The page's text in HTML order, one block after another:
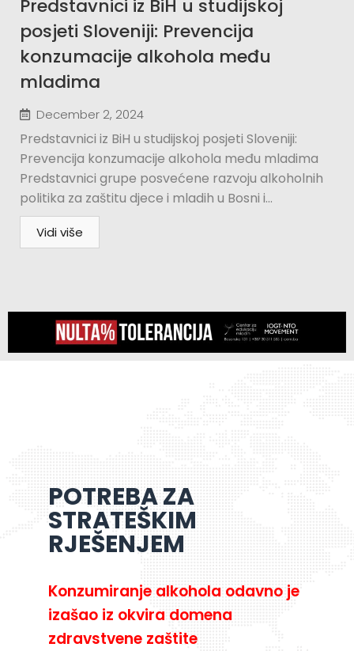
Predstavnici iz BiH u studijskoj
posjeti Sloveniji: Prevencija
konzumacije alkohola među
mladima
December 2, 2024
Predstavnici iz BiH u studijskoj posjeti Sloveniji:
Prevencija konzumacije alkohola među mladima
Predstavnici grupe posvećene razvoju alkoholnih
politika za zaštitu djece i mladih u Bosni i...
Vidi više
POTREBA ZA
STRATEŠKIM
RJEŠENJEM
Konzumiranje alkohola odavno je
izašao iz okvira domena
zdravstvene zaštite